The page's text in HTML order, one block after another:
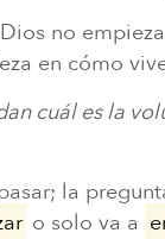
no
en cómo
cuál es la
la
o solo va a